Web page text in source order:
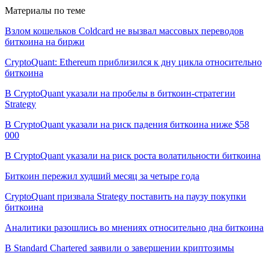
Материалы по теме
Взлом кошельков Coldcard не вызвал массовых переводов
биткоина на биржи
CryptoQuant: Ethereum приблизился к дну цикла относительно
биткоина
В CryptoQuant указали на пробелы в биткоин-стратегии
Strategy
В CryptoQuant указали на риск падения биткоина ниже $58
000
В CryptoQuant указали на риск роста волатильности биткоина
Биткоин пережил худший месяц за четыре года
CryptoQuant призвала Strategy поставить на паузу покупки
биткоина
Аналитики разошлись во мнениях относительно дна биткоина
В Standard Chartered заявили о завершении криптозимы